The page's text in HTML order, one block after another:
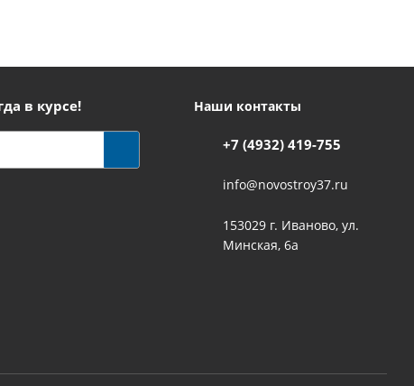
в курсе! Наши контакты
+7 (4932) 419-755
info@novostroy37.ru
153029 г. Иваново, ул.
Минская, 6а